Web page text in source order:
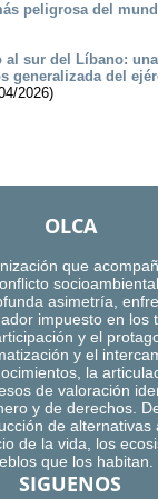
peligrosa del
al sur del Líbano:
generalizada del
2026)
OLCA
que
asimetría,
impuesto en los
y el
y el
la
de valoración
y de derechos.
de alternativas
de la vida, los
que los habitan.
SIGUENOS